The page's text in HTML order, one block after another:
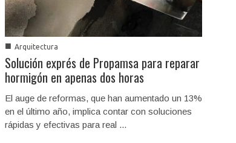
■ Arquitectura
Solución exprés de Propamsa para reparar
hormigón en apenas dos horas
El auge de reformas, que han aumentado un 13%
en el último año, implica contar con soluciones
rápidas y efectivas para real ...